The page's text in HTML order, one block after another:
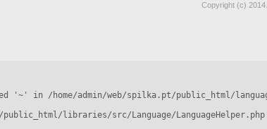
Copyright (c)
'~' in /home/admin/web/spilka.pt/public_html/
libraries/src/Language/LanguageHelper.php